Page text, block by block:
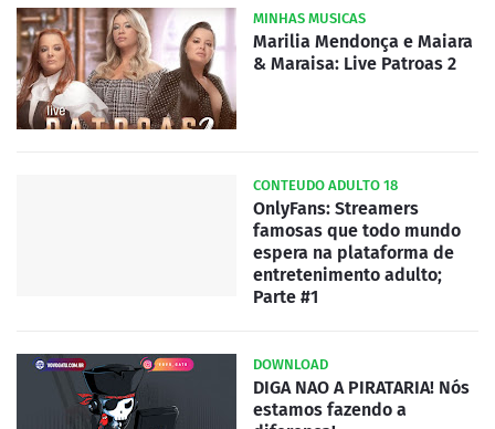
MINHAS MUSICAS
Marilia Mendonça e Maiara
& Maraisa: Live Patroas 2
CONTEUDO ADULTO 18
OnlyFans: Streamers
famosas que todo mundo
espera na plataforma de
entretenimento adulto;
Parte #1
DOWNLOAD
DIGA NAO A PIRATARIA! Nós
estamos fazendo a